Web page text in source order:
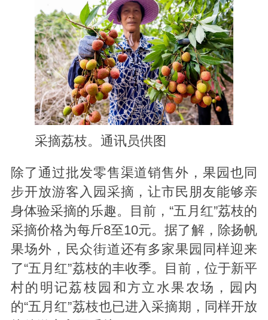
采摘荔枝。通讯员供图
除了通过批发零售渠道销售外，果园也同
步开放游客入园采摘，让市民朋友能够亲
身体验采摘的乐趣。目前，“五月红”荔枝的
采摘价格为每斤8至10元。据了解，除扬帆
果场外，民众街道还有多家果园同样迎来
了“五月红”荔枝的丰收季。目前，位于新平
村的明记荔枝园和方立水果农场，园内
的“五月红”荔枝也已进入采摘期，同样开放